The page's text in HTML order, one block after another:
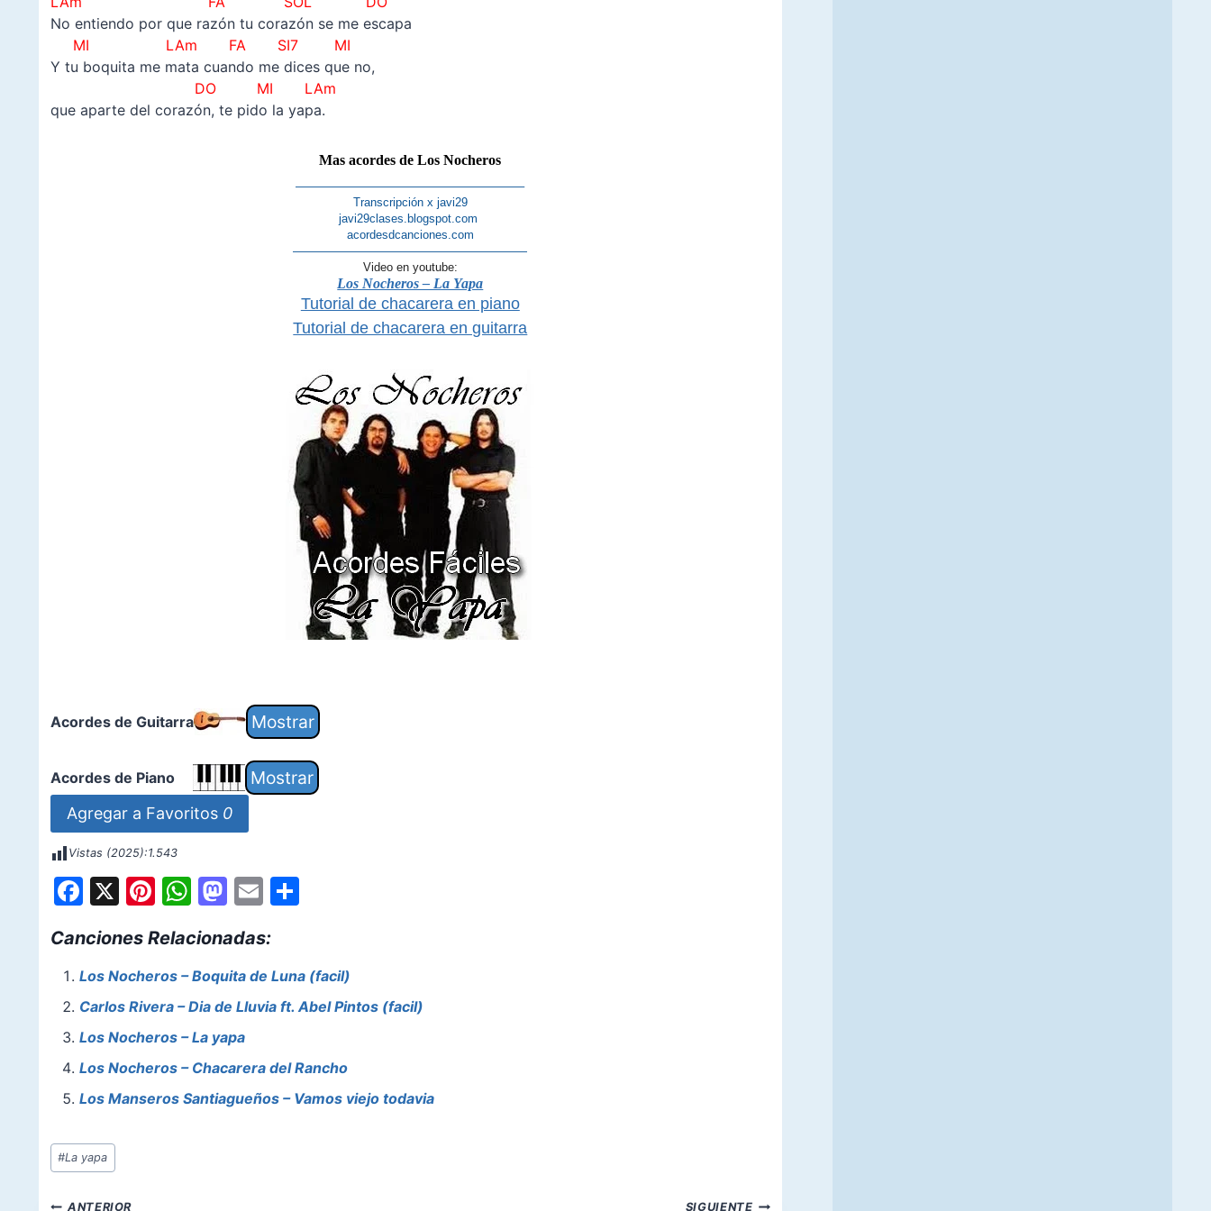
No entiendo por que razón tu corazón se me escapa
MI LAm FA SI7 MI
Y tu boquita me mata cuando me dices que no,
DO MI LAm
que aparte del corazón, te pido la yapa.
Mas acordes de Los Nocheros
———————————————————–
Transcripción x javi29
javi29clases.blogspot.com
acordesdcanciones.com
————————————————————
Video en youtube:
Los Nocheros – La Yapa
Tutorial de chacarera en piano
Tutorial de chacarera en guitarra
Acordes de Guitarra
Acordes de Piano
Agregar a Favoritos 0
Vistas (2025):1.543
F
c
e
b
o
o
k
X Pi
er
e
st
W
at
s
A
p
p
M
st
o
d
o
n
E
ai
l
S
e
Canciones Relacionadas:
Los Nocheros – Boquita de Luna (facil)
Carlos Rivera – Dia de Lluvia ft. Abel Pintos (facil)
Los Nocheros – La yapa
Los Nocheros – Chacarera del Rancho
Los Manseros Santiagueños – Vamos viejo todavia
Etiquetas
de
#La yapa
ANTERIOR SIGUIENTE